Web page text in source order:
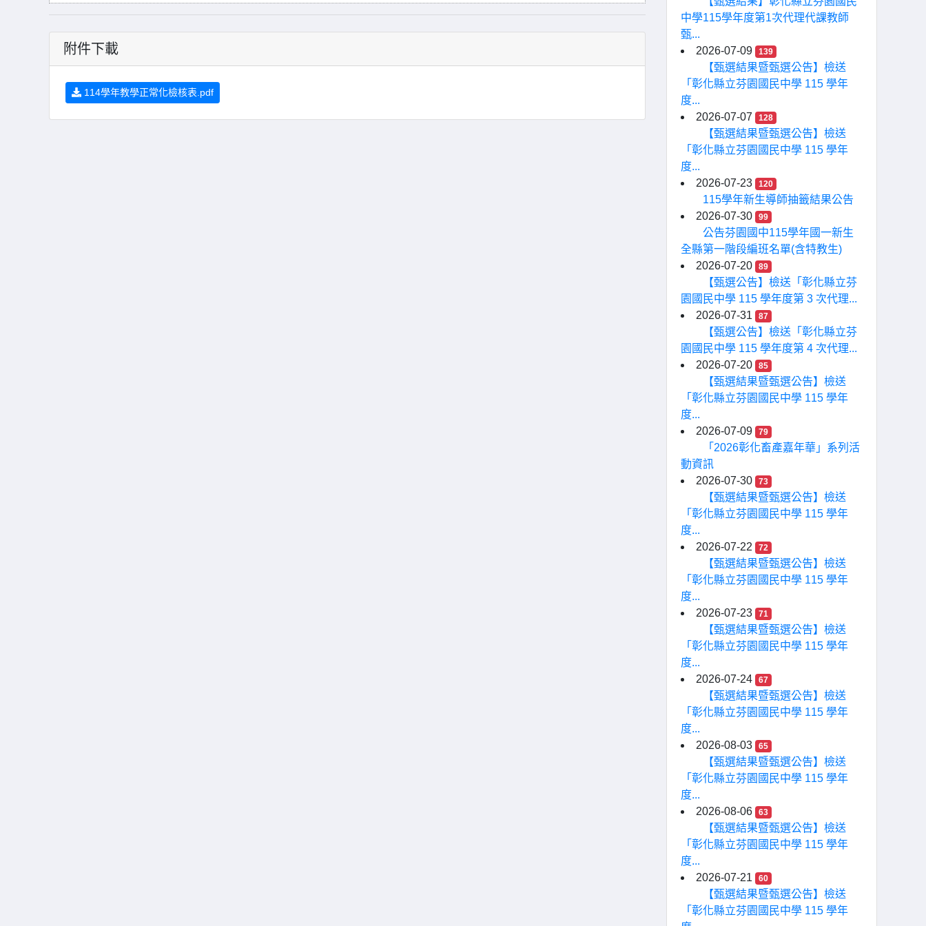
附件下載
114學年教學正常化檢核表.pdf
中學115學年度第1次代理代課教師
甄...
2026-07-09
139
【甄選結果暨甄選公告】檢送
「彰化縣立芬園國民中學 115 學年
度...
2026-07-07
128
【甄選結果暨甄選公告】檢送
「彰化縣立芬園國民中學 115 學年
度...
2026-07-23
120
115學年新生導師抽籤結果公告
2026-07-30
99
公告芬園國中115學年國一新生
全縣第一階段編班名單(含特教生)
2026-07-20
89
【甄選公告】檢送「彰化縣立芬
園國民中學 115 學年度第 3 次代理...
2026-07-31
87
【甄選公告】檢送「彰化縣立芬
園國民中學 115 學年度第 4 次代理...
2026-07-20
85
【甄選結果暨甄選公告】檢送
「彰化縣立芬園國民中學 115 學年
度...
2026-07-09
79
「2026彰化畜產嘉年華」系列活
動資訊
2026-07-30
73
【甄選結果暨甄選公告】檢送
「彰化縣立芬園國民中學 115 學年
度...
2026-07-22
72
【甄選結果暨甄選公告】檢送
「彰化縣立芬園國民中學 115 學年
度...
2026-07-23
71
【甄選結果暨甄選公告】檢送
「彰化縣立芬園國民中學 115 學年
度...
2026-07-24
67
【甄選結果暨甄選公告】檢送
「彰化縣立芬園國民中學 115 學年
度...
2026-08-03
65
【甄選結果暨甄選公告】檢送
「彰化縣立芬園國民中學 115 學年
度...
2026-08-06
63
【甄選結果暨甄選公告】檢送
「彰化縣立芬園國民中學 115 學年
度...
2026-07-21
60
【甄選結果暨甄選公告】檢送
「彰化縣立芬園國民中學 115 學年